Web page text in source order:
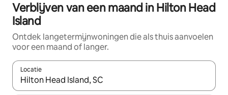
Verblijven van een maand in Hilton Head
Island
Ontdek langetermijnwoningen die als thuis aanvoelen
voor een maand of langer.
Locatie
Wanneer er resultaten beschikbaar zijn, maak je een keuze